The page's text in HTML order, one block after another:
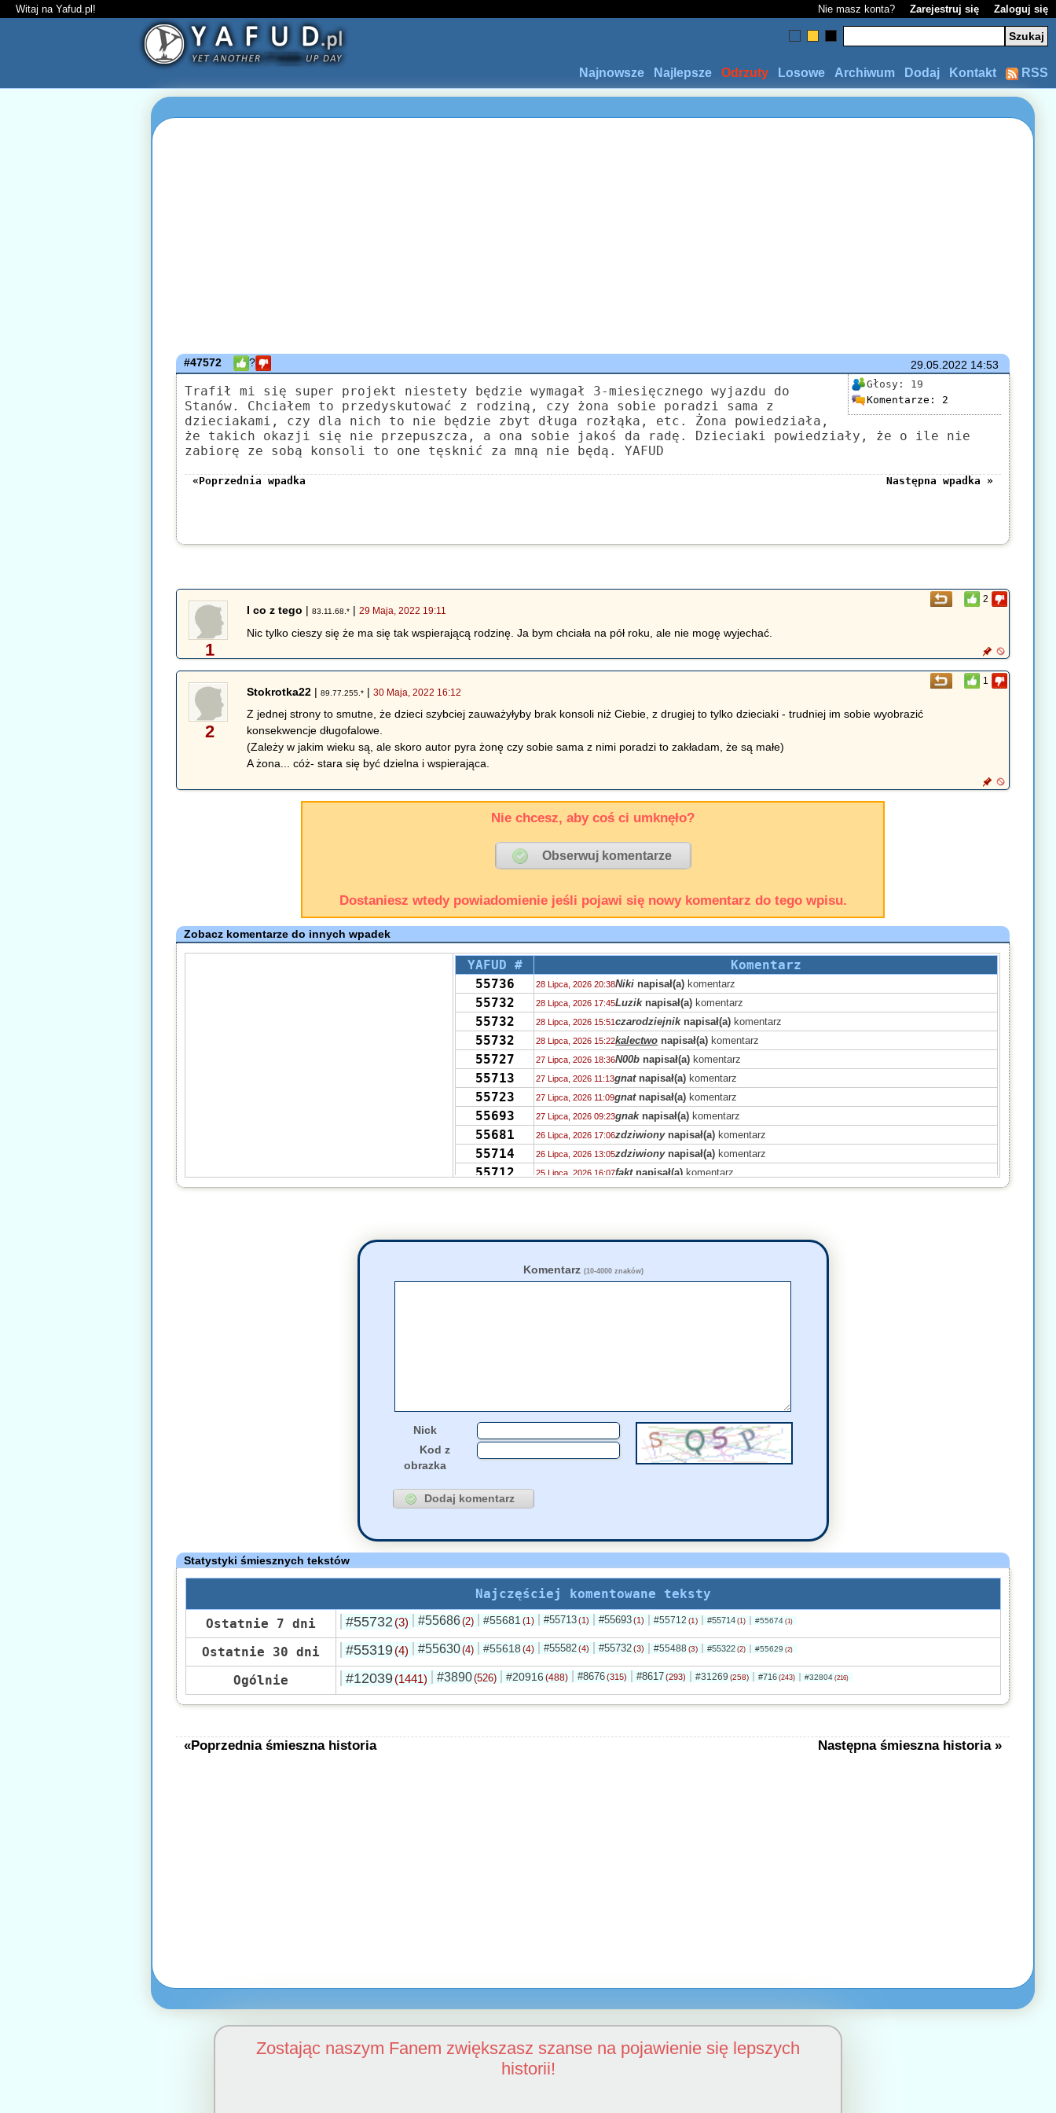
Witaj na Yafud.pl! Nie masz konta? Zarejestruj się Zaloguj się
RSS
Kontakt
Dodaj
Archiwum
Losowe
Odrzuty
Najlepsze
Najnowsze
29.05.2022 14:53
#47572 ?
Głosy: 19
Komentarze: 2
Trafił mi się super projekt niestety będzie wymagał 3-miesięcznego wyjazdu do
Stanów. Chciałem to przedyskutować z rodziną, czy żona sobie poradzi sama z
dzieciakami, czy dla nich to nie będzie zbyt długa rozłąka, etc. Żona powiedziała,
że takich okazji się nie przepuszcza, a ona sobie jakoś da radę. Dzieciaki powiedziały, że o ile nie
zabiorę ze sobą konsoli to one tęsknić za mną nie będą. YAFUD
«Poprzednia wpadka Następna wpadka »
2
1
I co z tego |83.11.68.* |29 Maja, 2022 19:11
Nic tylko cieszy się że ma się tak wspierającą rodzinę. Ja bym chciała na pół roku, ale nie mogę wyjechać.
1
2
Stokrotka22 |89.77.255.* |30 Maja, 2022 16:12
Z jednej strony to smutne, że dzieci szybciej zauważyłyby brak konsoli niż Ciebie, z drugiej to tylko dzieciaki - trudniej im sobie wyobrazić
konsekwencje długofalowe.
(Zależy w jakim wieku są, ale skoro autor pyra żonę czy sobie sama z nimi poradzi to zakładam, że są małe)
A żona... cóż- stara się być dzielna i wspierająca.
Nie chcesz, aby coś ci umknęło?
Dostaniesz wtedy powiadomienie jeśli pojawi się nowy komentarz do tego wpisu.
Zobacz komentarze do innych wpadek
YAFUD #
Komentarz
55736
28 Lipca, 2026 20:38Niki napisał(a) komentarz
55732 28 Lipca, 2026 17:45Luziknapisał(a) komentarz
55732 28 Lipca, 2026 15:51czarodziejniknapisał(a) komentarz
55732 28 Lipca, 2026 15:22kalectwo napisał(a) komentarz
55727 27 Lipca, 2026 18:36N00b napisał(a) komentarz
55713 27 Lipca, 2026 11:13gnatnapisał(a) komentarz
55723 27 Lipca, 2026 11:09gnatnapisał(a) komentarz
55693 27 Lipca, 2026 09:23gnaknapisał(a) komentarz
55681 26 Lipca, 2026 17:06zdziwionynapisał(a) komentarz
55714 26 Lipca, 2026 13:05zdziwionynapisał(a) komentarz
55712 25 Lipca, 2026 16:07faktnapisał(a) komentarz
55674 24 Lipca, 2026 22:11zdziwionynapisał(a)komentarz
23 Lipca, 2026 05:31 KRPH
55668 Tunnnapisał(a)komentarz
Komentarz (10-4000 znaków)
Nick
Kod z
obrazka
Statystyki śmiesznych tekstów
Najczęściej komentowane teksty
Ostatnie 7 dni
#55732 (3) #55686(2) #55681 (1) #55713 (1) #55693 (1) #55712 (1) #55714 (1) #55674 (1)
Ostatnie 30 dni #55319 (4) #55630(4) #55618 (4) #55582 (4) #55732 (3) #55488 (3) #55322 (2) #55629 (2)
Ogólnie #12039 (1441) #3890(526) #20916 (488) #8676 (315) #8617 (293) #31269 (258) #716 (243) #32804 (216)
«Poprzednia śmieszna historia Następna śmieszna historia »
Zostając naszym Fanem zwiększasz szanse na pojawienie się lepszych
historii!